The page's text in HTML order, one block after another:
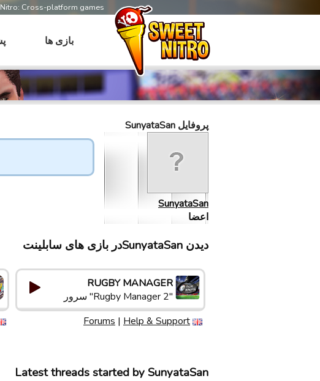
Cross-platform games
بازی ها
پروفایل SunyataSan
SunyataSan
اعضا
دیدن SunyataSanدر بازی های سابلینت
RUGBY MANAGER
"Rugby Manager 2" سرور
Forums | Help & Support
Latest threads started by SunyataSan